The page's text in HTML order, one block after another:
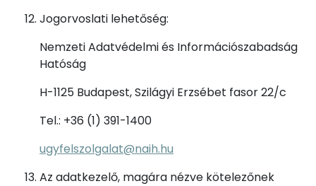
Jogorvoslati lehetőség:
Nemzeti Adatvédelmi és Információszabadság
Hatóság
H-1125 Budapest, Szilágyi Erzsébet fasor 22/c
Tel.: +36 (1) 391-1400
ugyfelszolgalat@naih.hu
Az adatkezelő, magára nézve kötelezőnek